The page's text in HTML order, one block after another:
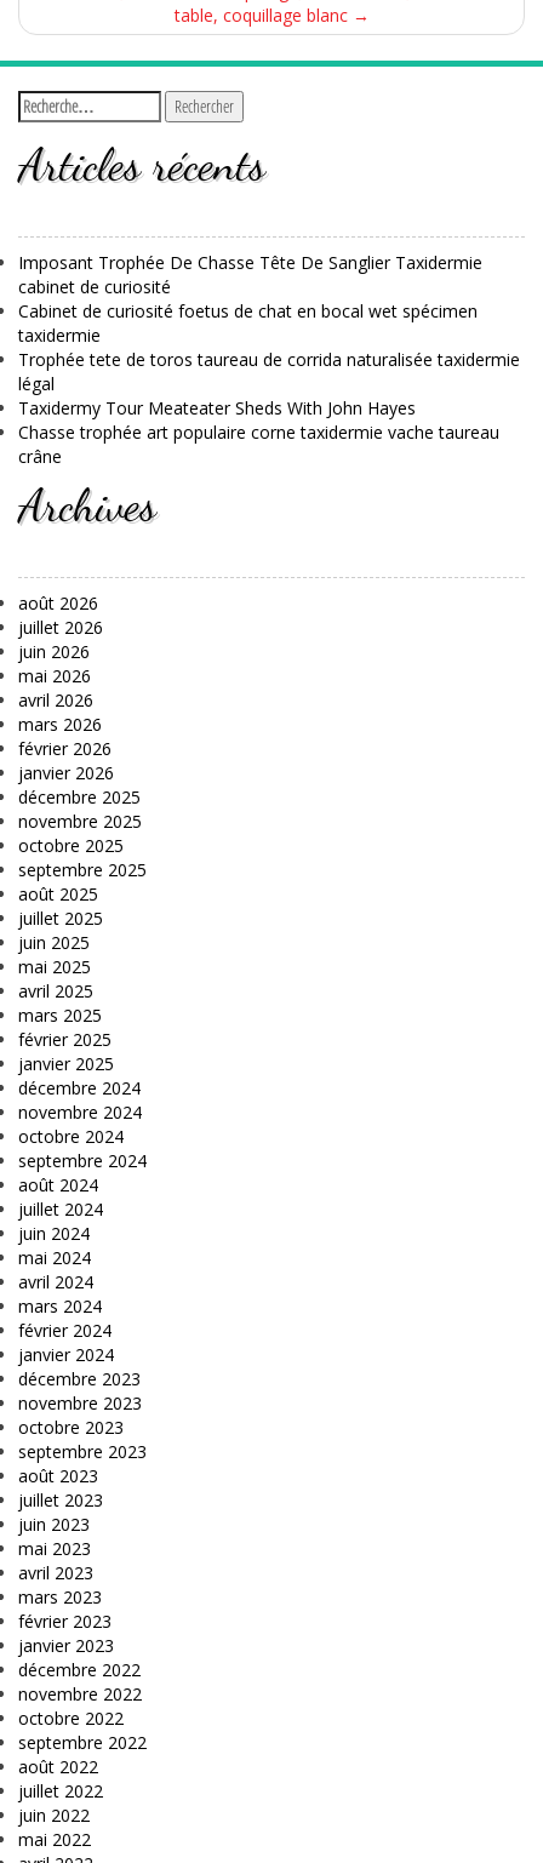
table, coquillage blanc →
Articles récents
Imposant Trophée De Chasse Tête De Sanglier Taxidermie
cabinet de curiosité
Cabinet de curiosité foetus de chat en bocal wet spécimen
taxidermie
Trophée tete de toros taureau de corrida naturalisée taxidermie
légal
Taxidermy Tour Meateater Sheds With John Hayes
Chasse trophée art populaire corne taxidermie vache taureau
crâne
Archives
août 2026
juillet 2026
juin 2026
mai 2026
avril 2026
mars 2026
février 2026
janvier 2026
décembre 2025
novembre 2025
octobre 2025
septembre 2025
août 2025
juillet 2025
juin 2025
mai 2025
avril 2025
mars 2025
février 2025
janvier 2025
décembre 2024
novembre 2024
octobre 2024
septembre 2024
août 2024
juillet 2024
juin 2024
mai 2024
avril 2024
mars 2024
février 2024
janvier 2024
décembre 2023
novembre 2023
octobre 2023
septembre 2023
août 2023
juillet 2023
juin 2023
mai 2023
avril 2023
mars 2023
février 2023
janvier 2023
décembre 2022
novembre 2022
octobre 2022
septembre 2022
août 2022
juillet 2022
juin 2022
mai 2022